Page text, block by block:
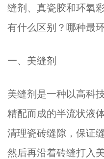
缝剂、真瓷胶和环氧
有什么区别？哪种最
一、美缝剂
美缝剂是一种以高科
精配而成的半流状液
清理瓷砖缝隙，保证
然后再沿着砖缝打入美